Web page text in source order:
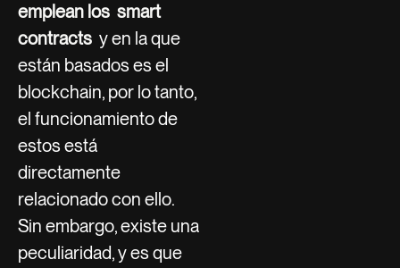
emplean los smart
contracts y en la que
están basados es el
blockchain, por lo tanto,
el funcionamiento de
estos está
directamente
relacionado con ello.
Sin embargo, existe una
peculiaridad, y es que